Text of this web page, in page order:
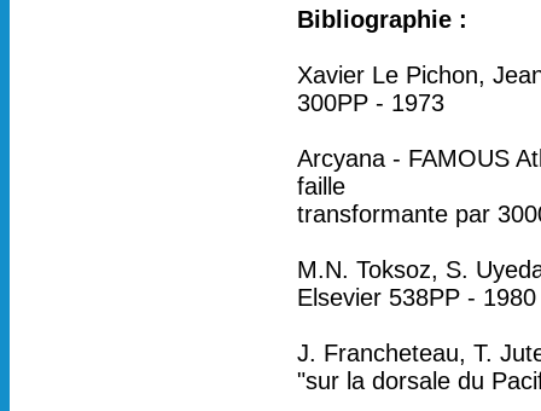
Bibliographie :
Xavier Le Pichon,
300PP - 1973
Arcyana - FAMOUS
faille
transformante par
M.N. Toksoz, S.
Elsevier 538PP - 1980
J. Francheteau, T.
"sur la dorsale du